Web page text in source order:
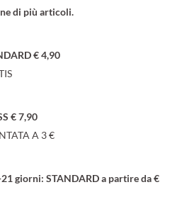
di più articoli.
€ 4,90
€ 7,90
A 3 €
21 giorni: STANDARD a partire da €